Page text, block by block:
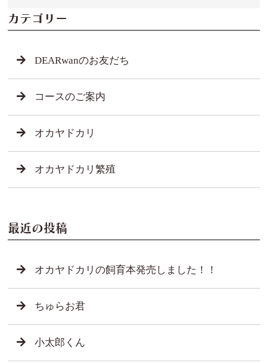
カテゴリー
DEARwanのお友だち
コースのご案内
オカヤドカリ
オカヤドカリ繁殖
最近の投稿
オカヤドカリの飼育本発売しました！！
ちゅらお君
小太郎くん